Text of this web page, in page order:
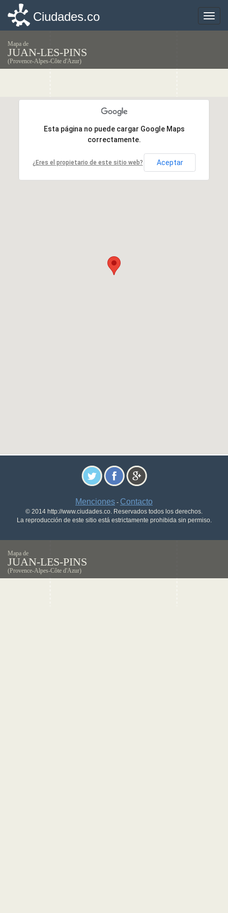
Toggle
Ciudades.co
Mapa de
JUAN-LES-PINS
(Provence-Alpes-Côte d'Azur)
Esta página no puede cargar Google Maps
correctamente.
¿Eres el propietario de este sitio web? Aceptar
Esta página no puede cargar Google Maps
correctamente.
¿Eres el propietario de este sitio web? Aceptar
Menciones - Contacto
© 2014 http://www.ciudades.co. Reservados todos los derechos.
La reproducción de este sitio está estrictamente prohibida sin permiso.
Toggle
Ciudades.co
Mapa de
JUAN-LES-PINS
(Provence-Alpes-Côte d'Azur)